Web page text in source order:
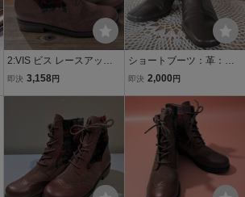
2:VIS ビス レースアップ
サイドジップブーツ レデ
即決 3,158円
ショートブーツ：革：ラ
ムスキン：ブラウン：２
め付き：あったかブーツ
即決 2,000 円